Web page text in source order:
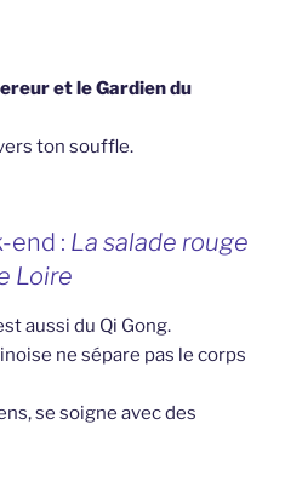
et le Gardien du
ton souffle.
end : La salade rouge
Loire
aussi du Qi Gong.
ne sépare pas le corps
se soigne avec des